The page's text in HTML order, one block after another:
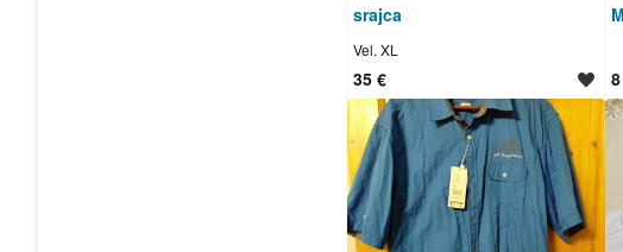
srajca
Vel. XL
35 €